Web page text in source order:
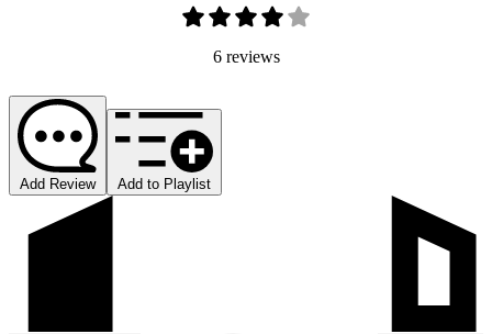
6 reviews
Add Review Add to Playlist